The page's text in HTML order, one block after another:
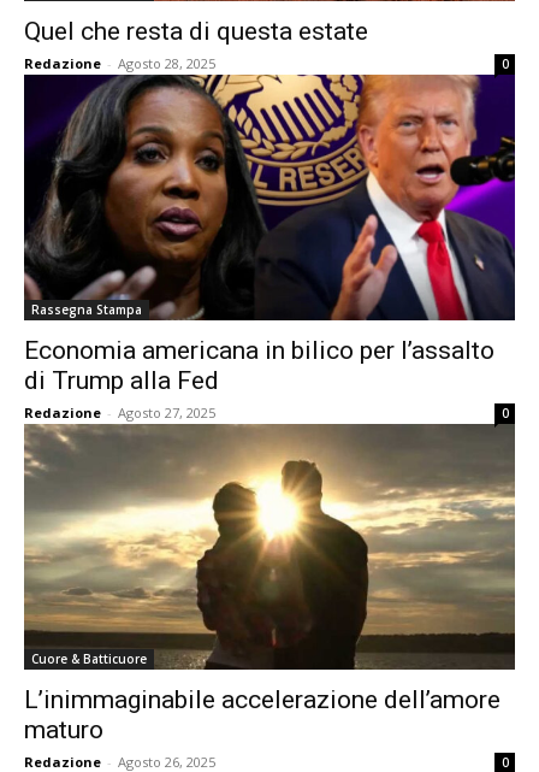
Quel che resta di questa estate
Redazione - Agosto 28, 2025 0
Rassegna Stampa
Economia americana in bilico per l’assalto
di Trump alla Fed
Redazione - Agosto 27, 2025 0
Cuore & Batticuore
L’inimmaginabile accelerazione dell’amore
maturo
Redazione - Agosto 26, 2025 0